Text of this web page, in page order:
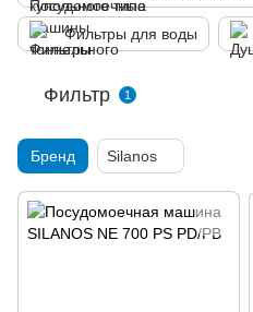
Фильтры для воды
Фильтр 1
Бренд Silanos